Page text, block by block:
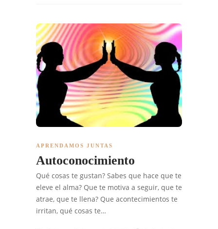
APRENDAMOS JUNTAS
Autoconocimiento
Qué cosas te gustan? Sabes que hace que te
eleve el alma? Que te motiva a seguir, que te
atrae, que te llena? Que acontecimientos te
irritan, qué cosas te…